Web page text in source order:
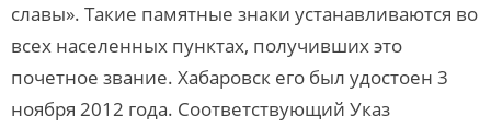
славы». Такие памятные знаки устанавливаются во
всех населенных пунктах, получивших это
почетное звание. Хабаровск его был удостоен 3
ноября 2012 года. Соответствующий Указ